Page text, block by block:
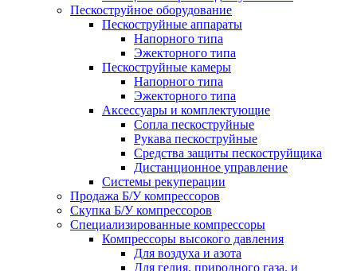
Пескоструйное оборудование
Пескоструйные аппараты
Напорного типа
Эжекторного типа
Пескоструйные камеры
Напорного типа
Эжекторного типа
Аксессуары и комплектующие
Сопла пескоструйные
Рукава пескоструйные
Средства защиты пескоструйщика
Дистанционное управление
Системы рекуперации
Продажа Б/У компрессоров
Скупка Б/У компрессоров
Специализированные компрессоры
Компрессоры высокого давления
Для воздуха и азота
Для гелия, природного газа, и